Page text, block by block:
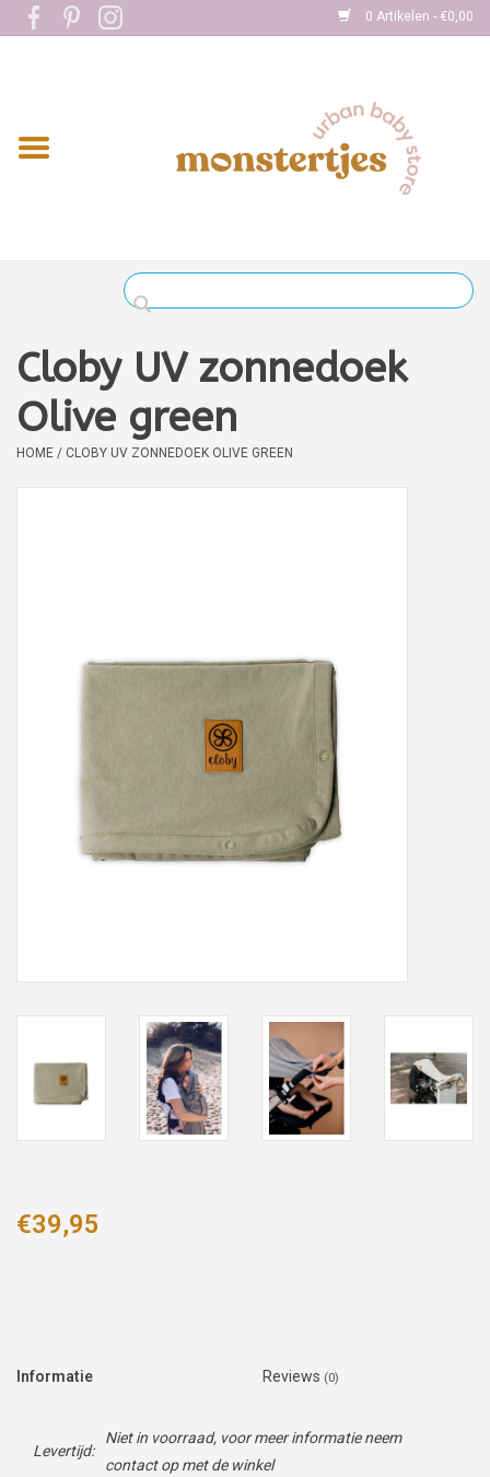
0 Artikelen - €0,00
Home
Kleding
Verzorging
Boekjes
Naar school
Cloby UV zonnedoek
Olive green
HOME / CLOBY UV ZONNEDOEK OLIVE GREEN
€39,95
Informatie Reviews (0)
Levertijd:
Niet in voorraad, voor meer informatie neem
contact op met de winkel